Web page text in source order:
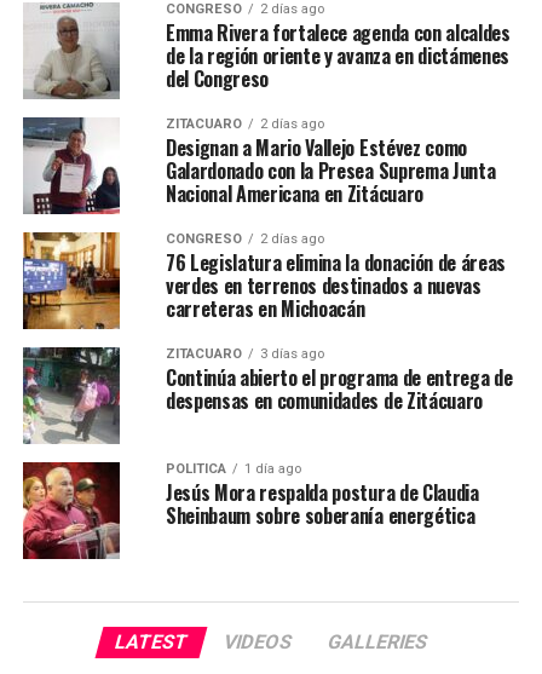
CONGRESO 2 días ago
Emma Rivera fortalece agenda con alcaldes
de la región oriente y avanza en dictámenes
del Congreso
ZITÁCUARO 2 días ago
Designan a Mario Vallejo Estévez como
Galardonado con la Presea Suprema Junta
Nacional Americana en Zitácuaro
CONGRESO 2 días ago
76 Legislatura elimina la donación de áreas
verdes en terrenos destinados a nuevas
carreteras en Michoacán
ZITÁCUARO 3 días ago
Continúa abierto el programa de entrega de
despensas en comunidades de Zitácuaro
POLÍTICA 1 día ago
Jesús Mora respalda postura de Claudia
Sheinbaum sobre soberanía energética
LATEST VIDEOS GALLERIES